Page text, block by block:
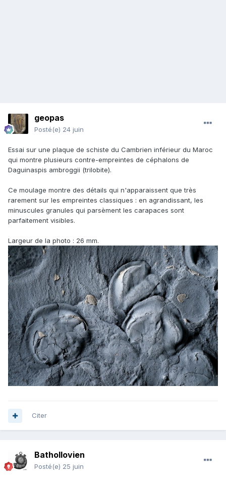
geopas
Posté(e) 24 juin
Essai sur une plaque de schiste du Cambrien inférieur du Maroc
qui montre plusieurs contre-empreintes de céphalons de
Daguinaspis ambroggii (trilobite).
Ce moulage montre des détails qui n'apparaissent que très
rarement sur les empreintes classiques : en agrandissant, les
minuscules granules qui parsèment les carapaces sont
parfaitement visibles.
Largeur de la photo : 26 mm.
Citer
Bathollovien
Posté(e) 25 juin